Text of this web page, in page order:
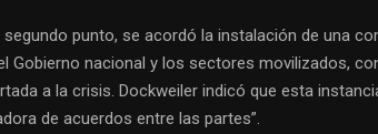
punto, se acordó la instalación de una
Gobierno nacional y los sectores movilizados,
a la crisis. Dockweiler indicó que esta
de acuerdos entre las partes”.